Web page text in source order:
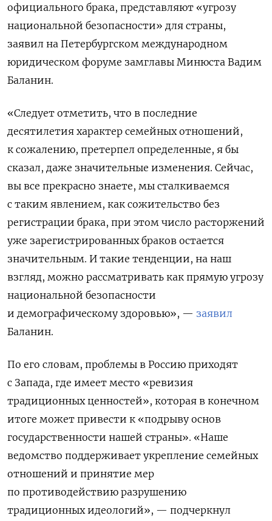
официального брака, представляют «угрозу
национальной безопасности» для страны,
заявил на Петербургском международном
юридическом форуме замглавы Минюста Вадим
Баланин.
«Следует отметить, что в последние
десятилетия характер семейных отношений,
к сожалению, претерпел определенные, я бы
сказал, даже значительные изменения. Сейчас,
вы все прекрасно знаете, мы сталкиваемся
с таким явлением, как сожительство без
регистрации брака, при этом число расторжений
уже зарегистрированных браков остается
значительным. И такие тенденции, на наш
взгляд, можно рассматривать как прямую угрозу
национальной безопасности
и демографическому здоровью», — заявил
Баланин.
По его словам, проблемы в Россию приходят
с Запада, где имеет место «ревизия
традиционных ценностей», которая в конечном
итоге может привести к «подрыву основ
государственности нашей страны». «Наше
ведомство поддерживает укрепление семейных
отношений и принятие мер
по противодействию разрушению
традиционных идеологий», — подчеркнул